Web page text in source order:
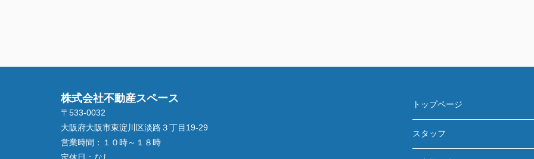
株式会社不動産スペース
〒533-0032
大阪府大阪市東淀川区淡路３丁目19-29
営業時間： １０時～１８時
トップページ
スタッフ